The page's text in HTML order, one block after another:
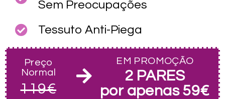
Sem Preocupações
Tessuto Anti-Piega
Preço
Normal
119€
EM PROMOÇÃO
2 PARES
por apenas 59€